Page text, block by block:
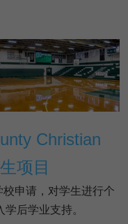
Christian
项目
申请，对学生进行个
后学业支持。